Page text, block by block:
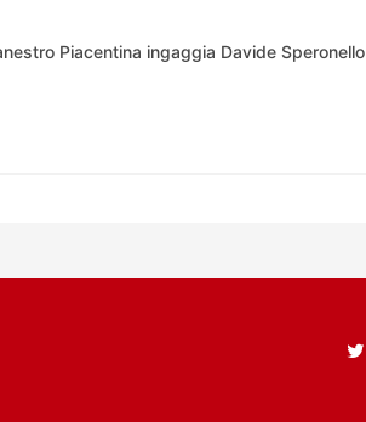
Piacentina ingaggia Davide Speronello